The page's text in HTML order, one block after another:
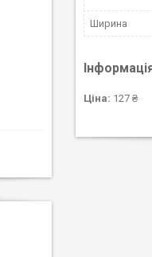
Ширина
Ціна: 127 ₴